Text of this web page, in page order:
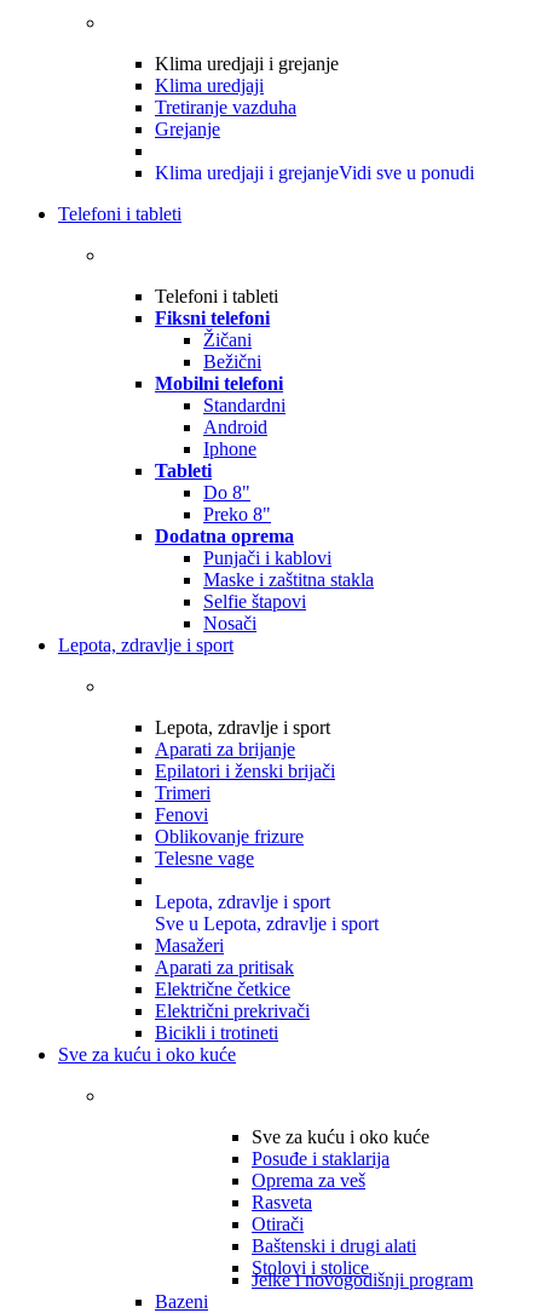
Klima uredjaji i grejanje
Klima uredjaji
Tretiranje vazduha
Grejanje
Klima uredjaji i grejanjeVidi sve u ponudi
Telefoni i tableti
Telefoni i tableti
Fiksni telefoni
Žičani
Bežični
Mobilni telefoni
Standardni
Android
Iphone
Tableti
Do 8"
Preko 8"
Dodatna oprema
Punjači i kablovi
Maske i zaštitna stakla
Selfie štapovi
Nosači
Lepota, zdravlje i sport
Lepota, zdravlje i sport
Aparati za brijanje
Epilatori i ženski brijači
Trimeri
Fenovi
Oblikovanje frizure
Telesne vage
Lepota, zdravlje i sport
Sve u Lepota, zdravlje i sport
Masažeri
Aparati za pritisak
Električne četkice
Električni prekrivači
Bicikli i trotineti
Sve za kuću i oko kuće
Sve za kuću i oko kuće
Posuđe i staklarija
Oprema za veš
Rasveta
Otirači
Baštenski i drugi alati
Stolovi i stolice
Jelke i novogodišnji program
Bazeni